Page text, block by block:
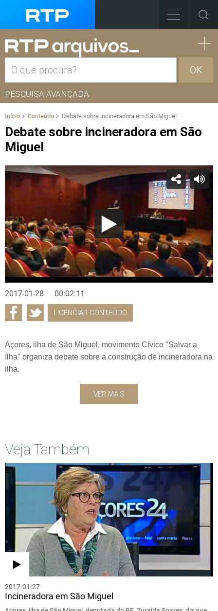
OK
PESQUISA AVANÇADA
Início Conteúdo Debate sobre incineradora em São Miguel
Debate sobre incineradora em São
Miguel
2017-01-28 00:02:11
LICENCIAR CONTEÚDO
Açores, ilha de São Miguel, movimento Cívico "Salvar a
Ilha" organiza debate sobre a construção de incineradora na
ilha.
VER MAIS
Veja Também
2017-01-27
Incineradora em São Miguel